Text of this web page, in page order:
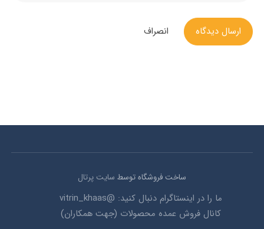
ارسال دیدگاه انصراف
ساخت فروشگاه توسط سایت پرتال
ما را در اینستاگرام دنبال کنید: @vitrin_khaas
کانال فروش عمده محصولات (جهت همکاران)